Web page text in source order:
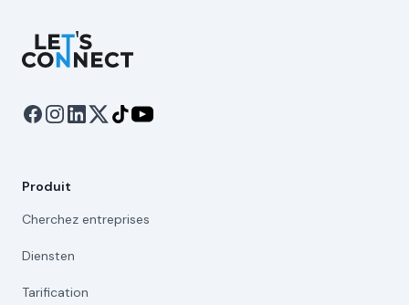
Let's Connect
Produit
Cherchez entreprises
Diensten
Tarification